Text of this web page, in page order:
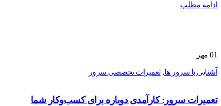
ادامه مطلب
01 مهر
آشنایی با سرور ها,تعمیرات تخصصی سرور
تعمیرات سرور: کارآمدی دوباره برای کسب‌وکار شما